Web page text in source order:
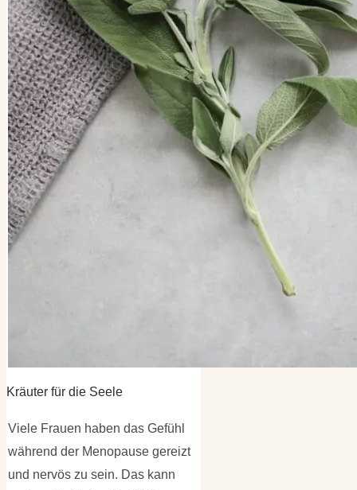
Kräuter für die Seele
Viele Frauen haben das Gefühl
während der Menopause gereizt
und nervös zu sein. Das kann